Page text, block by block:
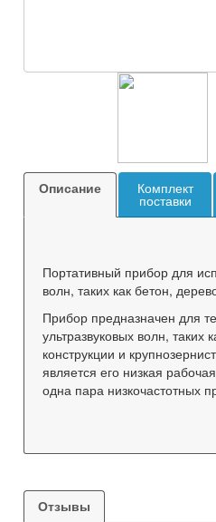
Описание
Комплект
поставки
Портативный прибор для
волн, таких как бетон,
Прибор предназначен для
ультразвуковых волн,
конструкции и
является его низкая
одна пара низкочастотных
Отзывы